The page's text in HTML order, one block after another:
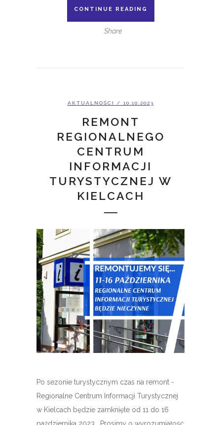
CONTINUE READING
Share
AKTUALNOŚCI / 10.10.2023
REMONT
REGIONALNEGO
CENTRUM
INFORMACJI
TURYSTYCZNEJ W
KIELCACH
Po sezonie turystycznym czas na remont -
Regionalne Centrum Informacji Turystycznej
w Kielcach będzie zamknięte od 11 do 16